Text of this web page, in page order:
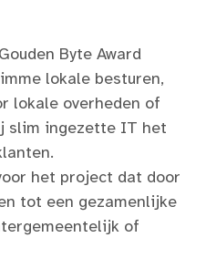
Byte Award
lokale besturen,
lokale overheden of
slim ingezette IT het
het project dat door
tot een gezamenlijke
of